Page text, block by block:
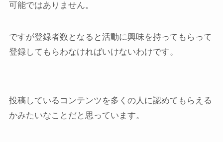
可能ではありません。
ですが登録者数となると活動に興味を持ってもらって
登録してもらわなければいけないわけです。
投稿しているコンテンツを多くの人に認めてもらえる
かみたいなことだと思っています。